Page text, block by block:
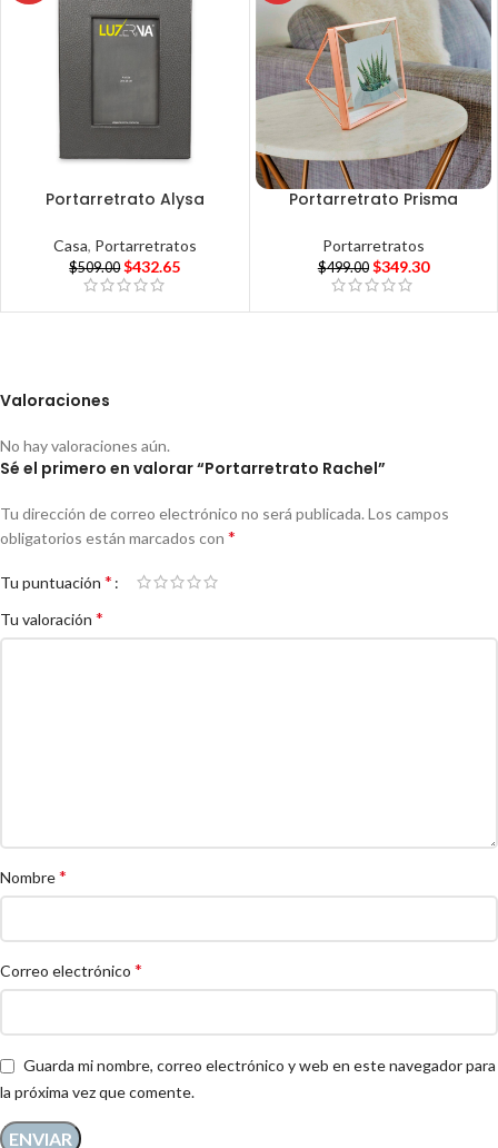
Portarretrato Alysa
Casa, Portarretratos
$509.00 $432.65
Portarretrato Prisma
Portarretratos
$499.00 $349.30
Valoraciones
No hay valoraciones aún.
Sé el primero en valorar “Portarretrato Rachel”
Tu dirección de correo electrónico no será publicada. Los campos
obligatorios están marcados con *
Tu puntuación *
Tu valoración *
Nombre*
Correo electrónico *
Guarda mi nombre, correo electrónico y web en este navegador para
la próxima vez que comente.